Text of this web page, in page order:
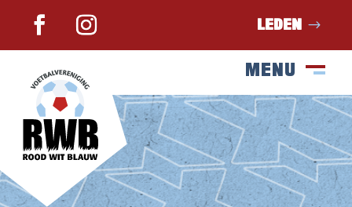
LEDEN
MENU
SLUIT
M